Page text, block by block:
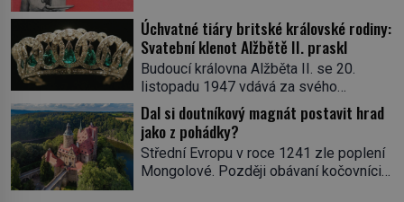
prohlásil o něm jiný významný
francouzský revolucionář, Honoré de
Mirabeau […]
rychle v jedné ze „sandtnerek“.
„Zaplaťpánbůh, že už nemusíme chodit
s lístky,“ povzdechne si směrem ke
služce, kterou má v kuchyni k ruce.
Ještě v prvních letech nové republiky
fungoval kvůli nedostatku zboží
přídělový systém. […]
Úchvatné tiáry britské královské rodiny:
Svatební klenot Alžbětě II. praskl
Budoucí královna Alžběta II. se 20.
listopadu 1947 vdává za svého
vyvoleného Filipa Mountbattena. Aby
měla na obřad ve Westminsteru podle
tradice „něco vypůjčeného“, její matka jí
věnuje jedinečný šperk ze své
soukromé kolekce – diamantovou tiáru
Dal si doutníkový magnát postavit hrad
jako z pohádky?
Střední Evropu v roce 1241 zle poplení
Mongolové. Později obávaní kočovníci